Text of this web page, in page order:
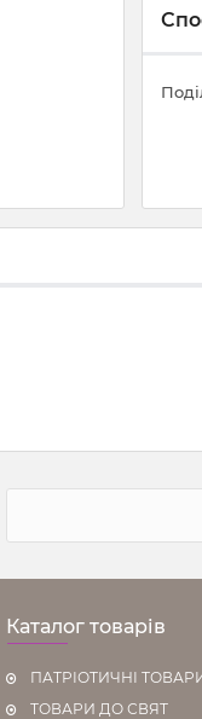
Каталог товарів
ПАТРІОТИЧНІ
ТОВАРИ ДО СВЯТ